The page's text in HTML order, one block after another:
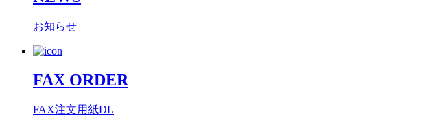
お知らせ
FAX ORDER
FAX注文用紙DL